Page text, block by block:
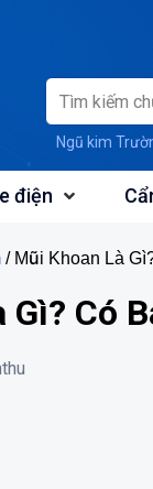
Ngũ kim
điện
/ Mũi Khoan Là
Gì? Có